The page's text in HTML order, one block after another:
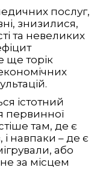
послуг,
знизилися,
та невеликих
ще торік
істотний
первинної
там, де є
і навпаки – де є
або
за місцем